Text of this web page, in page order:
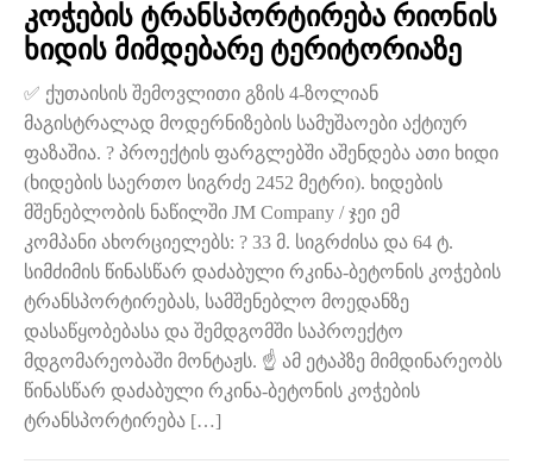
კოჭების ტრანსპორტირება რიონის
ხიდის მიმდებარე ტერიტორიაზე
✅ ქუთაისის შემოვლითი გზის 4-ზოლიან
მაგისტრალად მოდერნიზების სამუშაოები აქტიურ
ფაზაშია. ? პროექტის ფარგლებში აშენდება ათი ხიდი
(ხიდების საერთო სიგრძე 2452 მეტრი). ხიდების
მშენებლობის ნაწილში JM Company / ჯეი ემ
კომპანი ახორციელებს: ? 33 მ. სიგრძისა და 64 ტ.
სიმძიმის წინასწარ დაძაბული რკინა-ბეტონის კოჭების
ტრანსპორტირებას, სამშენებლო მოედანზე
დასაწყობებასა და შემდგომში საპროექტო
მდგომარეობაში მონტაჟს. ☝️ ამ ეტაპზე მიმდინარეობს
წინასწარ დაძაბული რკინა-ბეტონის კოჭების
ტრანსპორტირება […]